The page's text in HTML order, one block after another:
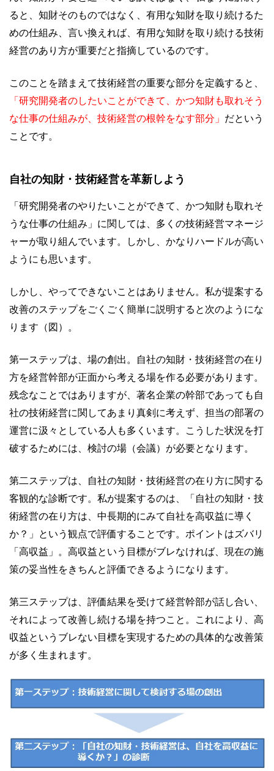
ると、知財そのものではなく、有用な知財を取り続けるた
めの仕組み、言い換えれば、有用な知財を取り続ける技術
経営のあり方が重要だと指摘しているのです。
このことを踏まえて技術経営の重要な部分を定義すると、
「研究開発者のしたいことができて、かつ知財も取れそう
な仕事の仕組みが、技術経営の根幹をなす部分」 だという
ことです。
自社の知財・技術経営を革新しよう
「研究開発者のやりたいことができて、かつ知財も取れそ
うな仕事の仕組み」に関しては、多くの技術経営マネージ
ャーが取り組んでいます。しかし、かなりハードルが高い
ようにも思います。
しかし、やってできないことはありません。私が提案する
改善のステップをごくごく簡単に説明すると次のようにな
ります（図）。
第一ステップは、場の創出。自社の知財・技術経営の在り
方を経営幹部が正面から考える場を作る必要があります。
残念なことではありますが、著名企業の幹部であっても自
社の技術経営に関してあまり真剣に考えず、担当の部署の
運営に汲々としている人も多くいます。こうした状況を打
破するためには、検討の場（会議）が必要となります。
第二ステップは、自社の知財・技術経営の在り方に関する
客観的な診断です。私が提案するのは、「自社の知財・技
術経営の在り方は、中長期的にみて自社を高収益に導く
か？」という観点で評価することです。ポイントはズバリ
「高収益」。高収益という目標がブレなければ、現在の施
策の妥当性をきちんと評価できるようになります。
第三ステップは、評価結果を受けて経営幹部が話し合い、
それによって改善し続ける場を持つこと。これにより、高
収益というブレない目標を実現するための具体的な改善策
が多く生まれます。